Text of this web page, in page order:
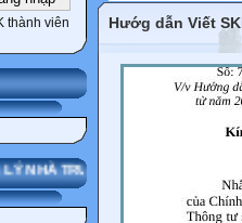
thành viên
LÝ NHÀ TRƯỜNG
Hướg dẫn Viết